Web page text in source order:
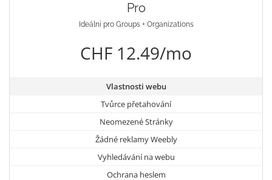
Pro
Ideální pro Groups + Organizations
CHF 12.49/mo
Vlastnosti webu
Tvůrce přetahování
Neomezené Stránky
Žádné reklamy Weebly
Vyhledávání na webu
Ochrana heslem